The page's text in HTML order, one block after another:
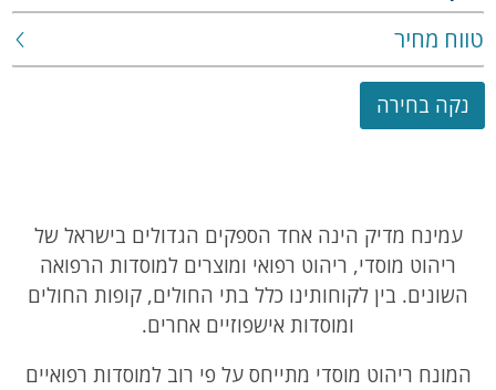
טווח מחיר
נקה בחירה
עמינח מדיק הינה אחד הספקים הגדולים בישראל של
ריהוט מוסדי, ריהוט רפואי ומוצרים למוסדות הרפואה
השונים. בין לקוחותינו כלל בתי החולים, קופות החולים
ומוסדות אישפוזיים אחרים.
המונח ריהוט מוסדי מתייחס על פי רוב למוסדות רפואיים